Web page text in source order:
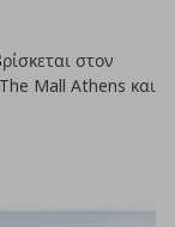
στον
Mall Athens και